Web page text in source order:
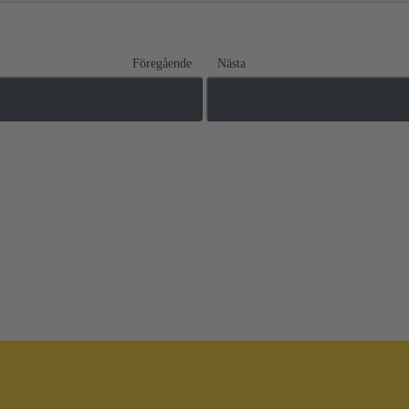
Föregående Nästa